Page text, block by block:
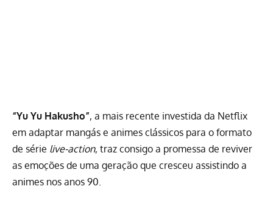
“Yu Yu Hakusho”, a mais recente investida da Netflix
em adaptar mangás e animes clássicos para o formato
de série live-action, traz consigo a promessa de reviver
as emoções de uma geração que cresceu assistindo a
animes nos anos 90.